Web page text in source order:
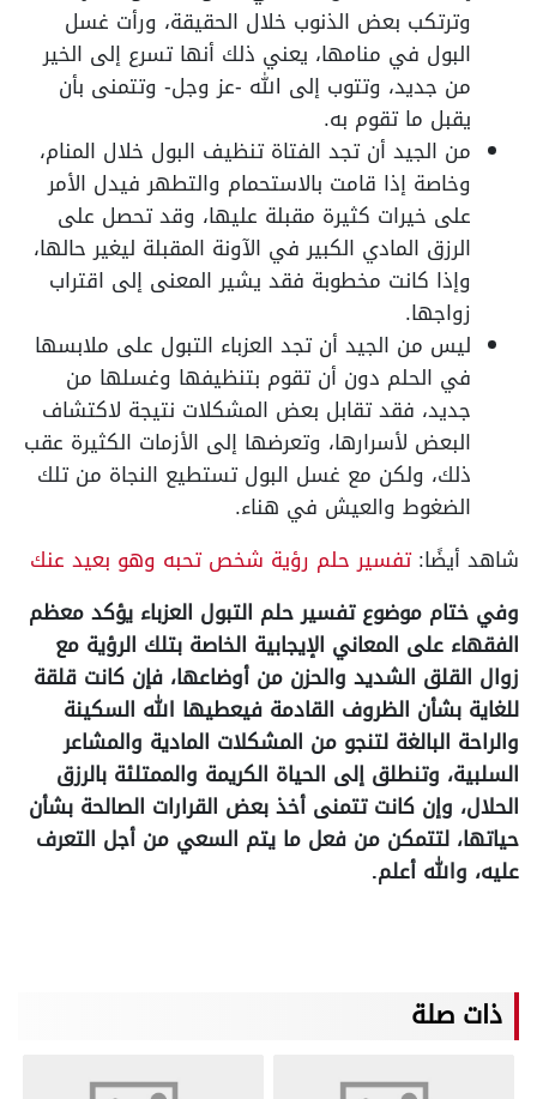
وترتكب بعض الذنوب خلال الحقيقة، ورأت غسل
البول في منامها، يعني ذلك أنها تسرع إلى الخير
من جديد، وتتوب إلى الله -عز وجل- وتتمنى بأن
يقبل ما تقوم به.
من الجيد أن تجد الفتاة تنظيف البول خلال المنام،
وخاصة إذا قامت بالاستحمام والتطهر فيدل الأمر
على خيرات كثيرة مقبلة عليها، وقد تحصل على
الرزق المادي الكبير في الآونة المقبلة ليغير حالها،
وإذا كانت مخطوبة فقد يشير المعنى إلى اقتراب
زواجها.
ليس من الجيد أن تجد العزباء التبول على ملابسها
في الحلم دون أن تقوم بتنظيفها وغسلها من
جديد، فقد تقابل بعض المشكلات نتيجة لاكتشاف
البعض لأسرارها، وتعرضها إلى الأزمات الكثيرة عقب
ذلك، ولكن مع غسل البول تستطيع النجاة من تلك
الضغوط والعيش في هناء.
شاهد أيضًا:تفسير حلم رؤية شخص تحبه وهو بعيد عنك
وفي ختام موضوع تفسير حلم التبول العزباء يؤكد معظم
الفقهاء على المعاني الإيجابية الخاصة بتلك الرؤية مع
زوال القلق الشديد والحزن من أوضاعها، فإن كانت قلقة
للغاية بشأن الظروف القادمة فيعطيها الله السكينة
والراحة البالغة لتنجو من المشكلات المادية والمشاعر
السلبية، وتنطلق إلى الحياة الكريمة والممتلئة بالرزق
الحلال، وإن كانت تتمنى أخذ بعض القرارات الصالحة بشأن
حياتها، لتتمكن من فعل ما يتم السعي من أجل التعرف
عليه، والله أعلم.
ذات صلة